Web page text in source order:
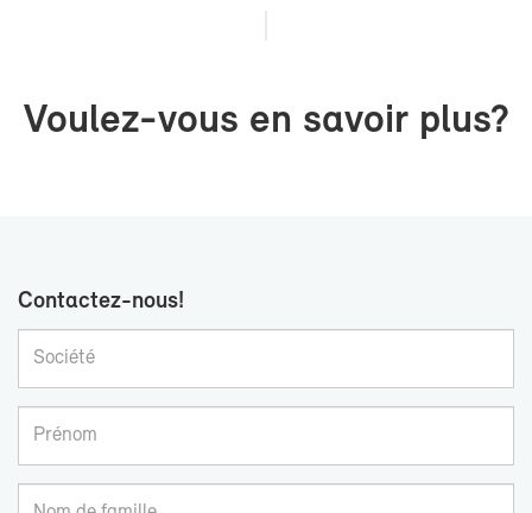
Voulez-​vous en sa­voir plus?
Contactez-​nous!